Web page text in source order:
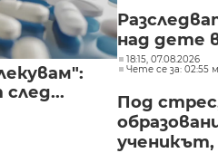
над дете
18:15, 07.08.2026
Чете се за: 02:55
Под
ученикът,